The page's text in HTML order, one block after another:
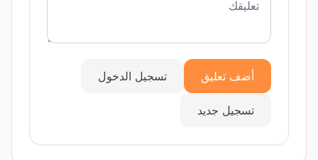
أضف تعليق تسجيل الدخول
تسجيل جديد